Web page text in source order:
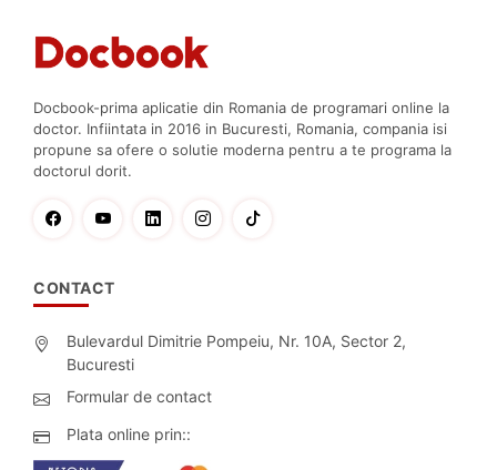
Docbook-prima aplicatie din Romania de programari online la
doctor. Infiintata in 2016 in Bucuresti, Romania, compania isi
propune sa ofere o solutie moderna pentru a te programa la
doctorul dorit.
CONTACT
Bulevardul Dimitrie Pompeiu, Nr. 10A, Sector 2,
Bucuresti
Formular de contact
Plata online prin::